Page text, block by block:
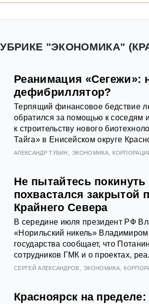
"ЭКОНОМИКА"
Реанимация «Сегежи»:
дефибриллятор?
Терпящий финансовое бедствие
обратился за помощью к соседям
к строительству нового
Тайга» в Енисейском округе
АЛЕКСАНДР ТУБИН ЭКОНОМИКА
Не пытайтесь
похвастался закрытой
Крайнего Севера
В середине июля президент РФ
«Норильский никель»
государства сообщает, что
сотрудников ГМК и о проектах,
СЕРГЕЙ АЛЕКСАНДРОВ ЭКОНОМИКА
Красноярск на